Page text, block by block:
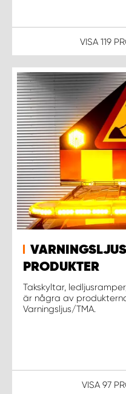
VISA 119
PRODUKTER
Takskyltar,
är några av
Varningsljus/TMA.
VISA 97